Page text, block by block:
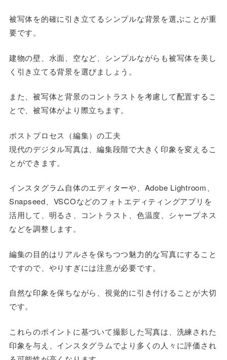
被写体を的確に引き立てるシンプルな背景を選ぶことが重
要です。
建物の壁、水面、空など、シンプルながらも被写体を美し
く引き立てる背景を選びましょう。
また、被写体と背景のコントラストを考慮して配置するこ
とで、被写体がより際立ちます。
ポストプロセス（編集）の工夫
現代のデジタル写真は、編集段階で大きく印象を変えるこ
とができます。
インスタグラム自体のエディターや、Adobe Lightroom、
Snapseed、VSCOなどのフォトエディティングアプリを
活用して、明るさ、コントラスト、色温度、シャープネス
などを調整します。
編集の目的はリアルさを保ちつつ魅力的な写真にすること
ですので、やりすぎには注意が必要です。
自然な印象を保ちながら、視覚的に引き付けることが大切
です。
これらのポイントに基づいて撮影した写真は、洗練された
印象を与え、インスタグラムでより多くの人々に評価され